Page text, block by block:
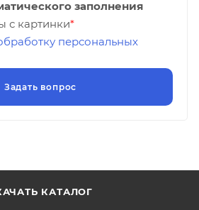
заполнения
с картинки*
персональных
КАТАЛОГ